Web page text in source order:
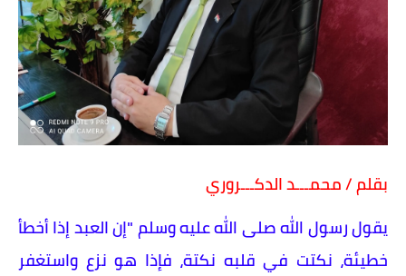
بقلم / محمـــد الدكـــروري
يقول رسول الله صلى الله عليه وسلم "إن العبد إذا أخطأ
خطيئة، نكتت في قلبه نكتة، فإذا هو نزع واستغفر